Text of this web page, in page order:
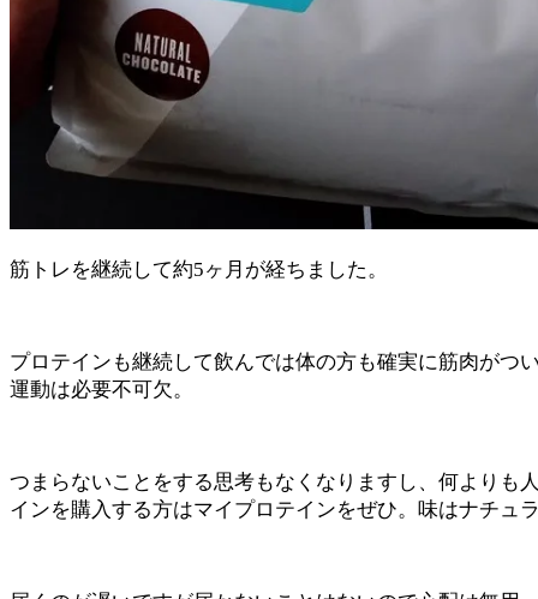
筋トレを継続して約5ヶ月が経ちました。
プロテインも継続して飲んでは体の方も確実に筋肉がつ
運動は必要不可欠。
つまらないことをする思考もなくなりますし、何よりも
インを購入する方はマイプロテインをぜひ。味はナチュ